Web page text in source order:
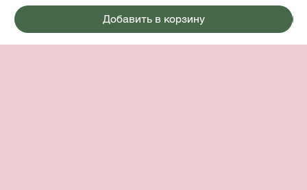
Добавить в корзину